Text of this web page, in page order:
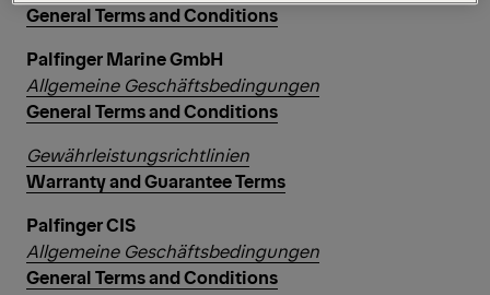
General Terms and Conditions
Palfinger Marine GmbH
Allgemeine Geschäftsbedingungen
General Terms and Conditions
Gewährleistungsrichtlinien
Warranty and Guarantee Terms
Palfinger CIS
Allgemeine Geschäftsbedingungen
General Terms and Conditions